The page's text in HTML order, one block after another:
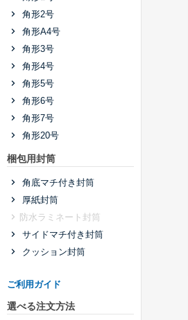
角形2号
角形A4号
角形3号
角形4号
角形5号
角形6号
角形7号
角形20号
梱包用封筒
角底マチ付き封筒
厚紙封筒
防水ラミネート封筒
サイドマチ付き封筒
クッション封筒
ご利用ガイド
選べる注文方法